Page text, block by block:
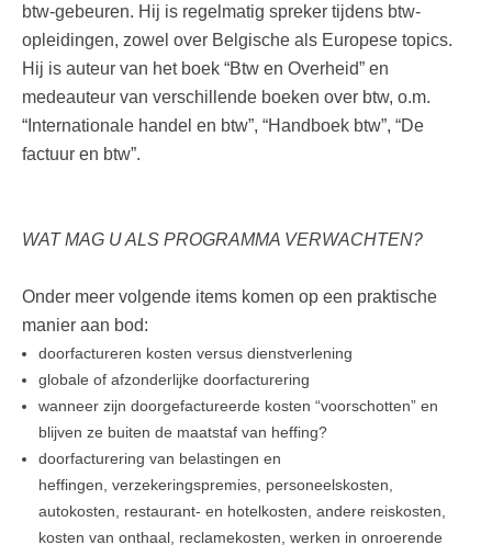
btw-gebeuren. Hij is regelmatig spreker tijdens btw-
opleidingen, zowel over Belgische als Europese topics.
Hij is auteur van het boek “Btw en Overheid” en
medeauteur van verschillende boeken over btw, o.m.
“Internationale handel en btw”, “Handboek btw”, “De
factuur en btw”.
WAT MAG U ALS PROGRAMMA VERWACHTEN?
Onder meer volgende items komen op een praktische
manier aan bod:
doorfactureren kosten versus dienstverlening
globale of afzonderlijke doorfacturering
wanneer zijn doorgefactureerde kosten “voorschotten” en
blijven ze buiten de maatstaf van heffing?
doorfacturering van belastingen en
heffingen, verzekeringspremies, personeelskosten,
autokosten, restaurant- en hotelkosten, andere reiskosten,
kosten van onthaal, reclamekosten, werken in onroerende